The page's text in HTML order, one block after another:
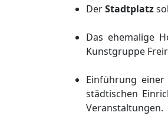
DerStadtplatz
Das ehemalige
Kunstgruppe
Einführung einer
städtischen
Veranstaltungen.